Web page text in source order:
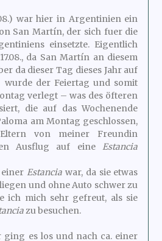
war hier in Argentinien ein
San Martín, der sich fuer die
einsetzte. Eigentlich
da San Martín an diesem
da dieser Tag dieses Jahr auf
wurde der Feiertag und somit
verlegt – was des öfteren
die auf das Wochenende
am Montag geschlossen,
von meiner Freundin
Ausflug auf eineEstancia
einerEstancia war, da sie etwas
und ohne Auto schwer zu
ich mich sehr gefreut, als sie
zu besuchen.
ging es los und nach ca. einer